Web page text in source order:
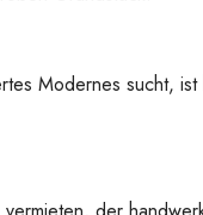
Modernes sucht,